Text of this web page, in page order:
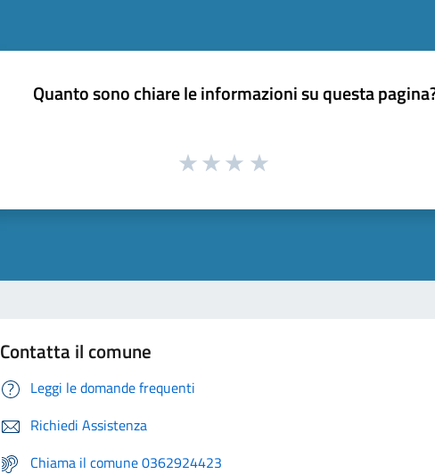
Quanto sono chiare le informazioni su questa
Contatta il comune
Leggi le domande frequenti
Richiedi Assistenza
Chiama il comune 0362924423